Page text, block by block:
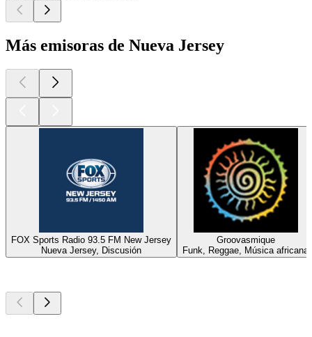
Más emisoras de Nueva Jersey
FOX Sports Radio 93.5 FM New Jersey
Nueva Jersey, Discusión
Groovasmique
Funk, Reggae, Música africana